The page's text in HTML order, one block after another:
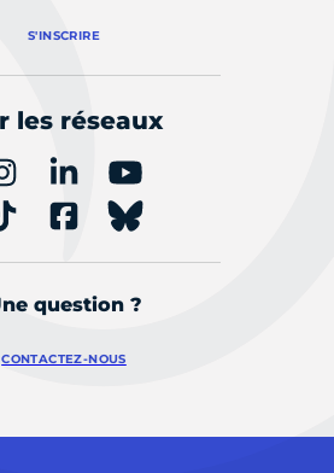
S'INSCRIRE
les réseaux
question ?
CONTACTEZ-NOUS